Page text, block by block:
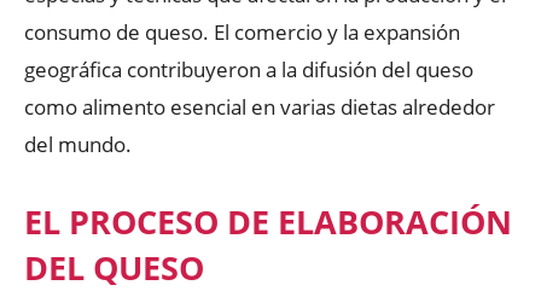
consumo de queso. El comercio y la expansión
geográfica contribuyeron a la difusión del queso
como alimento esencial en varias dietas alrededor
del mundo.
EL PROCESO DE ELABORACIÓN
DEL QUESO